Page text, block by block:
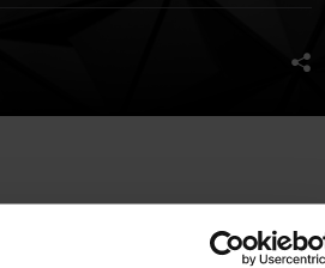
a food and beverage facility,